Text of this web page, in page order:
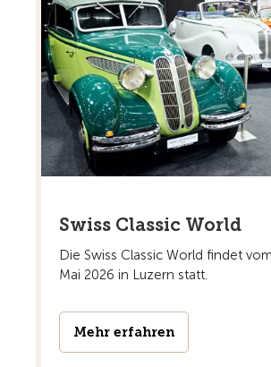
Swiss Classic World
Die Swiss Classic World findet
Mai 2026 in Luzern statt.
Mehr erfahren